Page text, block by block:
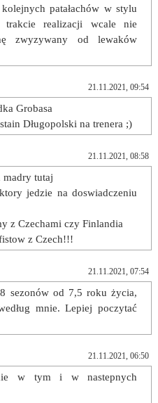
patałachów w stylu
trakcie realizacji wcale nie
zwyzywany od lewaków
21.11.2021, 09:54
Grobasa
Długopolski na trenera ;)
21.11.2021, 08:58
madry tutaj
jedzie na doswiadczeniu
z Czechami czy Finlandia
z Czech!!!
21.11.2021, 07:54
sezonów od 7,5 roku życia,
mnie. Lepiej poczytać
21.11.2021, 06:50
w tym i w nastepnych